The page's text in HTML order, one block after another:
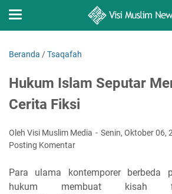
Beranda /Tsaqafah
Hukum Islam Seputar
Cerita Fiksi
Oleh Visi Muslim Media
Senin, Oktober 06,
Posting Komentar
Para ulama kontemporer berbeda
hukum membuat kisah